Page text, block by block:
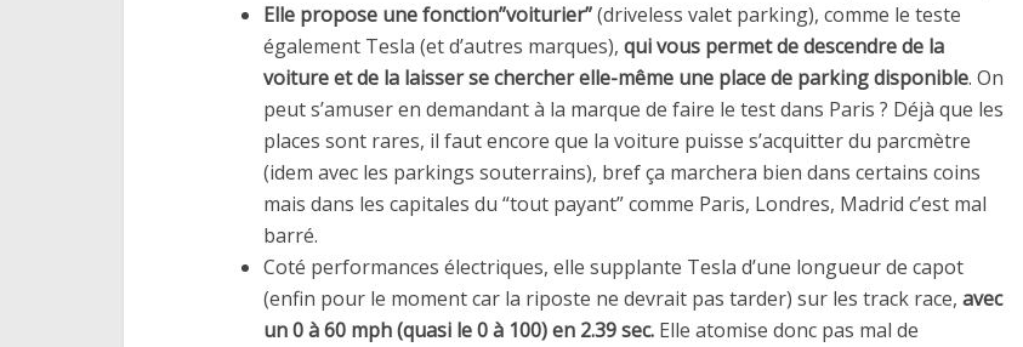
Elle propose une fonction”voiturier”(driveless valet parking), comme le teste
également Tesla (et d’autres marques), qui vous permet de descendre de la
voiture et de la laisser se chercher elle-même une place de parking disponible. On
peut s’amuser en demandant à la marque de faire le test dans Paris ? Déjà que les
places sont rares, il faut encore que la voiture puisse s’acquitter du parcmètre
(idem avec les parkings souterrains), bref ça marchera bien dans certains coins
mais dans les capitales du “tout payant” comme Paris, Londres, Madrid c’est mal
barré.
Coté performances électriques, elle supplante Tesla d’une longueur de capot
(enfin pour le moment car la riposte ne devrait pas tarder) sur les track race, avec
un 0 à 60 mph (quasi le 0 à 100) en 2.39 sec. Elle atomise donc pas mal de